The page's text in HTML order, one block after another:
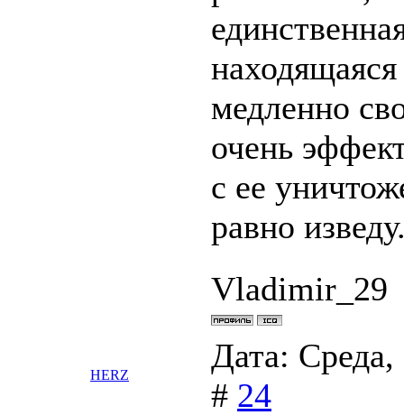
медленно
очень
с ее
равно
Vladimir_29
HERZ
Дата:
# 24